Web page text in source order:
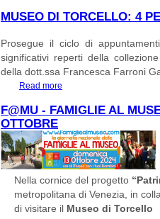
PRENOTAZIONI SU
MUSEO DI TORCELLO: 4
Prosegue il ciclo di
significativi reperti della
della dott.ssa Francesca Farroni
Read more
F@MU - FAMIGLIE AL
OTTOBRE
Nella cornice del progetto
metropolitana di Venezia, in
di visitare il Museo di Torcello